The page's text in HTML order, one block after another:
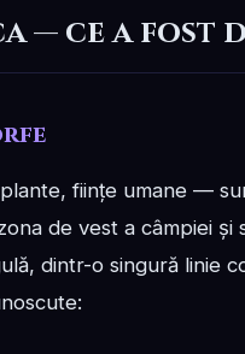
— ce a fost
ființe umane —
de vest a câmpiei
dintr-o singură linie